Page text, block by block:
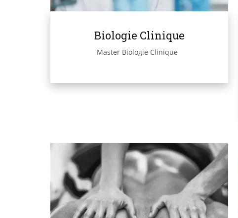
Biologie Clinique
Master Biologie Clinique